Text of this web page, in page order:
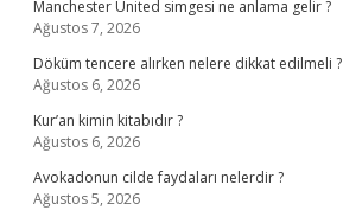
Manchester United simgesi ne anlama gelir ?
Ağustos 7, 2026
Döküm tencere alırken nelere dikkat edilmeli ?
Ağustos 6, 2026
Kur’an kimin kitabıdır ?
Ağustos 6, 2026
Avokadonun cilde faydaları nelerdir ?
Ağustos 5, 2026